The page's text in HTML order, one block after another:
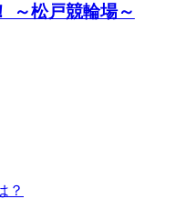
～松戸競輪場～
？